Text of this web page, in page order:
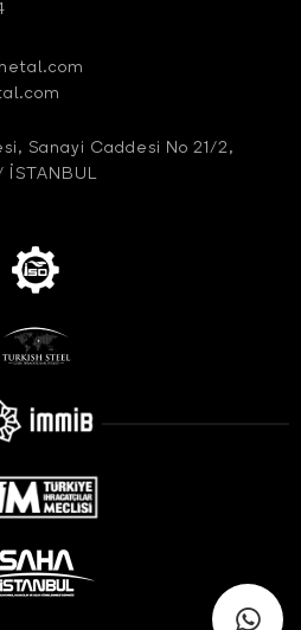
Sanayi Caddesi No 21/2,
İSTANBUL